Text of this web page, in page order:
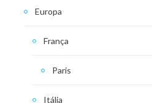
Europa
França
Paris
Itália